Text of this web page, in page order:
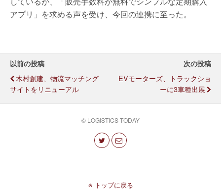
アプリ」を求める声を受け、今回の連携に至った。
以前の投稿
木村創建、物流マッチング
サイトをリニューアル
次の投稿
EVモーターズ、トラックショ
ーに3車種出展
© LOGISTICS TODAY
トップに戻る